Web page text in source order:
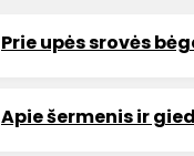
Prie upės srovės
Apie šermenis ir